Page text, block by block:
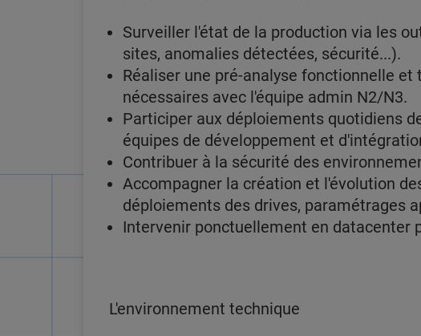
Surveiller l'état de la production via les
sites, anomalies détectées, sécurité...).
Réaliser une pré-analyse fonctionnelle
nécessaires avec l'équipe admin N2/N3.
Participer aux déploiements quotidiens
équipes de développement et
Contribuer à la sécurité des
Accompagner la création et l'évolution
déploiements des drives, paramétrages
Intervenir ponctuellement en datacenter
L'environnement technique